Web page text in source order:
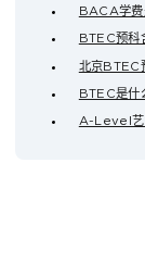
BACA学费
BTEC预科
北京BTEC
BTEC是什
A-Level艺